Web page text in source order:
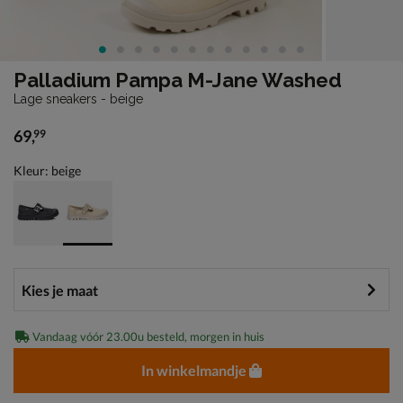
Palladium Pampa M-Jane Washed
Lage sneakers - beige
€ 69,99
69,99
Kleur: beige
Vandaag vóór 23.00u besteld, morgen in huis
In winkelmandje